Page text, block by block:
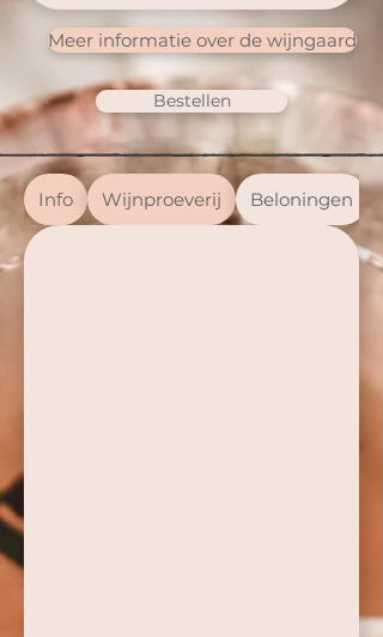
Meer informatie over de wijngaard
Bestellen
Info Wijnproeverij Beloningen